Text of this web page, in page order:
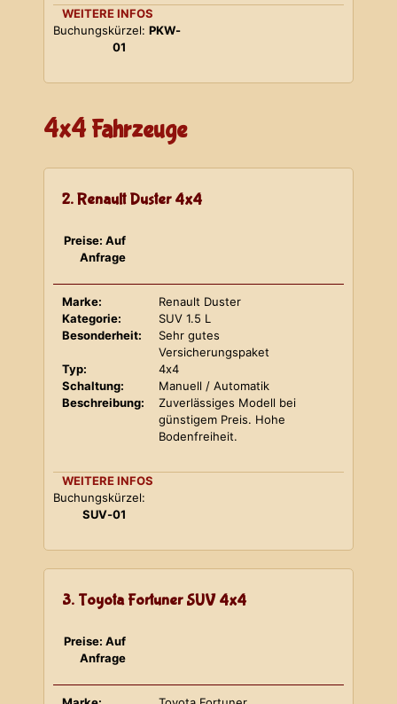
WEITERE INFOS
Buchungskürzel: PKW-
01
4x4 Fahrzeuge
2. Renault Duster 4x4
Preise: Auf
Anfrage
Marke:
Renault Duster
Kategorie:
SUV 1.5 L
Besonderheit:
Sehr gutes
Versicherungspaket
Typ:
4x4
Schaltung:
Manuell / Automatik
Beschreibung:
Zuverlässiges Modell bei
günstigem Preis. Hohe
Bodenfreiheit.
WEITERE INFOS
Buchungskürzel:
SUV-01
3. Toyota Fortuner SUV 4x4
Preise: Auf
Anfrage